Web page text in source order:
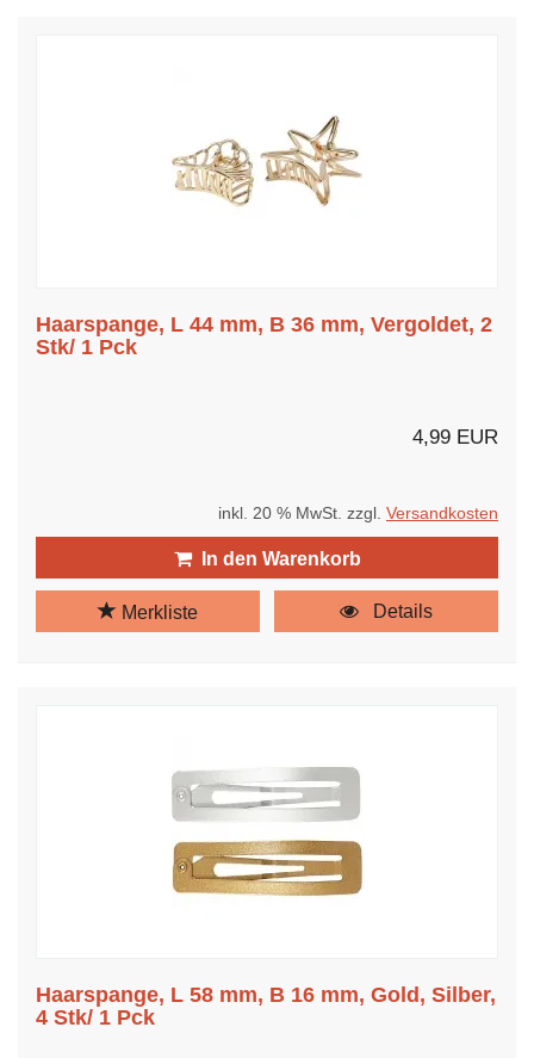
Haarspange, L 44 mm, B 36 mm, Vergoldet, 2
Stk/ 1 Pck
4,99 EUR
inkl. 20 % MwSt. zzgl. Versandkosten
In den Warenkorb
Merkliste Details
Haarspange, L 58 mm, B 16 mm, Gold, Silber,
4 Stk/ 1 Pck